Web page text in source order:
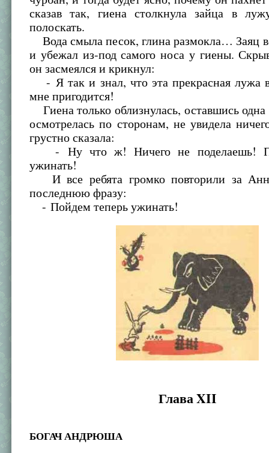
сказав так, гиена столкнула зайца в
полоскать.
Вода смыла песок, глина размокла… Заяц
и убежал из-под самого носа у гиены.
он засмеялся и крикнул:
- Я так и знал, что эта прекрасная лужа
мне пригодится!
Гиена только облизнулась, оставшись
осмотрелась по сторонам, не увидела
грустно сказала:
- Ну что ж! Ничего не поделаешь!
ужинать!
И все ребята громко повторили за
последнюю фразу:
- Пойдем теперь ужинать!
Глава XII
БОГАЧ АНДРЮША